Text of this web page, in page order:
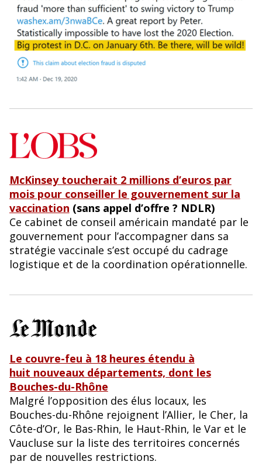
McKinsey toucherait 2 millions d’euros par
mois pour conseiller le gouvernement sur la
vaccination (sans appel d’offre ? NDLR)
Ce cabinet de conseil américain mandaté par le
gouvernement pour l’accompagner dans sa
stratégie vaccinale s’est occupé du cadrage
logistique et de la coordination opérationnelle.
Le couvre-feu à 18 heures étendu à
huit nouveaux départements, dont les
Bouches-du-Rhône
Malgré l’opposition des élus locaux, les
Bouches-du-Rhône rejoignent l’Allier, le Cher, la
Côte-d’Or, le Bas-Rhin, le Haut-Rhin, le Var et le
Vaucluse sur la liste des territoires concernés
par de nouvelles restrictions.